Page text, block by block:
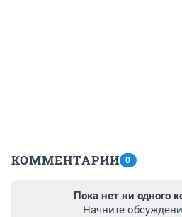
КОММЕНТАРИИ 0
Пока нет ни одного
Начните